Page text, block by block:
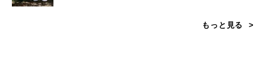
もっと見る